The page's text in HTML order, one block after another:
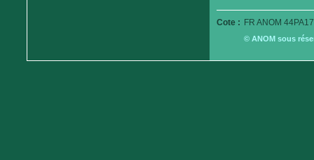
Cote : FR ANOM
© ANOM sous